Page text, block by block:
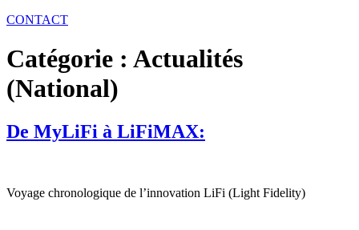
CONTACT
Catégorie : Actualités
(National)
De MyLiFi à LiFiMAX:
Voyage chronologique de l’innovation LiFi (Light Fidelity)